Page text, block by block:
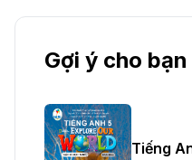
Gợi ý cho bạn
Tiếng